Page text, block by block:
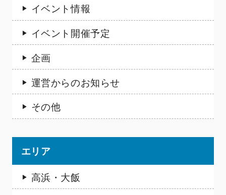
イベント情報
イベント開催予定
企画
運営からのお知らせ
その他
エリア
高浜・大飯